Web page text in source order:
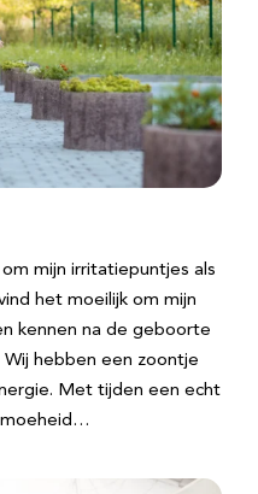
mijn irritatiepuntjes als
het moeilijk om mijn
kennen na de geboorte
hebben een zoontje
Met tijden een echt
moeheid…